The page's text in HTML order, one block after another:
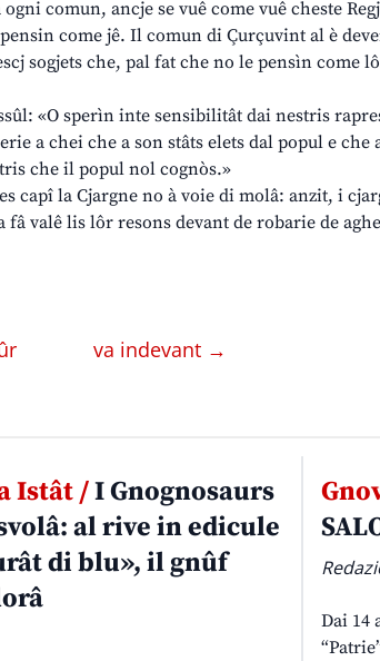
comun, ancje se vuê come vuê cheste
come jê. Il comun di Çurçuvint al è
sogjets che, pal fat che no le pensìn come
«O sperìn inte sensibilitât dai nestris
a chei che a son stâts elets dal popul e
che il popul nol cognòs.»
capî la Cjargne no à voie di molâ: anzit, i
fâ valê lis lôr resons devant de robarie de
va indevant →
Istât /I Gnognosaurs
al rive in edicule
di blu», il gnûf
Dai 14